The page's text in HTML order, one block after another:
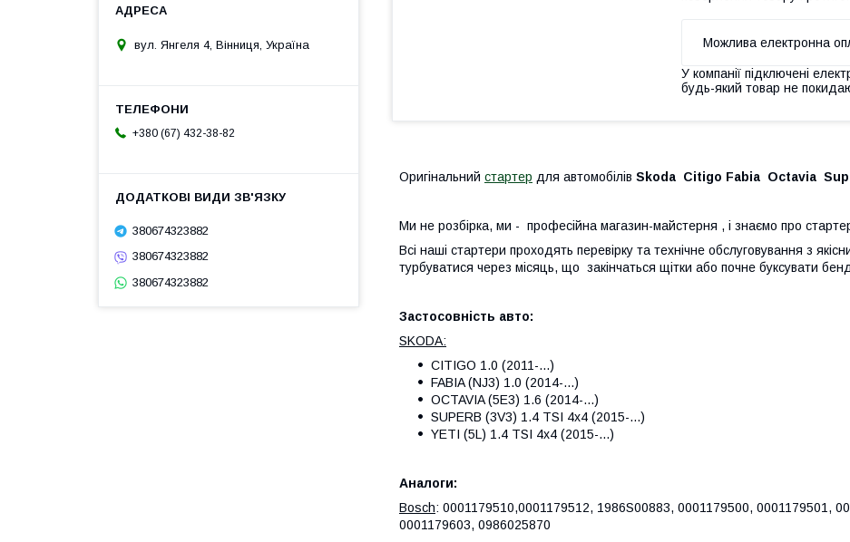
У компанії підключені
будь-який товар не
Оригінальний стартер для автомобілів Skoda Citigo Fabia Octavia
Ми не розбірка, ми - професійна магазин-майстерня , і знаємо про
Всі наші стартери проходять перевірку та технічне обслуговування з
турбуватися через місяць, що закінчаться щітки або почне буксувати
Застосовність авто:
SKODA:
CITIGO 1.0 (2011-...)
FABIA (NJ3) 1.0 (2014-...)
OCTAVIA (5E3) 1.6 (2014-...)
SUPERB (3V3) 1.4 TSI 4x4 (2015-...)
YETI (5L) 1.4 TSI 4x4 (2015-...)
Аналоги:
Bosch: 0001179510,0001179512, 1986S00883, 0001179500, 0001179501,
0001179603, 0986025870
вул. Янгеля 4, Вінниця, Україна
+380 (67) 432-38-82
380674323882
380674323882
380674323882